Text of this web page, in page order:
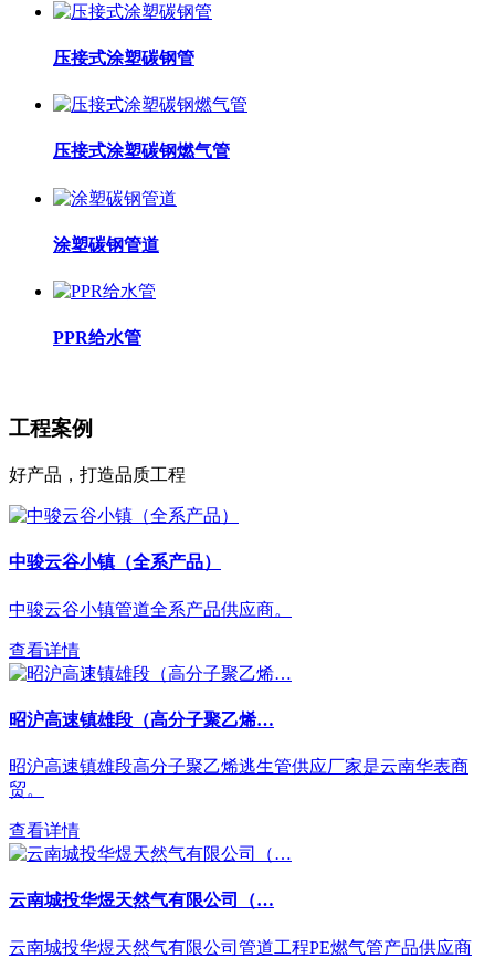
压接式涂塑碳钢管
压接式涂塑碳钢燃气管
涂塑碳钢管道
PPR给水管
工程案例
好产品，打造品质工程
中骏云谷小镇（全系产品）
中骏云谷小镇管道全系产品供应商。
查看详情
昭沪高速镇雄段（高分子聚乙烯…
昭沪高速镇雄段高分子聚乙烯逃生管供应厂家是云南华表商
贸。
查看详情
云南城投华煜天然气有限公司（…
云南城投华煜天然气有限公司管道工程PE燃气管产品供应商